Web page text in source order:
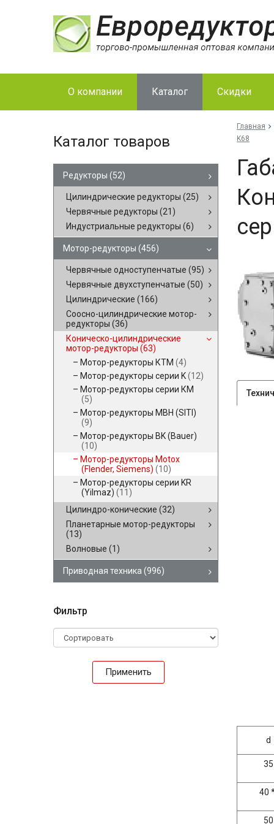
О компании Каталог Скидки
Каталог товаров
Редукторы (52)
Цилиндрические редукторы (25)
Червячные редукторы (21)
Индустриальные редукторы (6)
Мотор-редукторы (456)
Червячные одноступенчатые (95)
Червячные двухступенчатые (50)
Цилиндрические (166)
Соосно-цилиндрические мотор-
редукторы (36)
Коническо-цилиндрические
мотор-редукторы (63)
Мотор-редукторы КТМ (4)
Мотор-редукторы серии K(12)
Мотор-редукторы серии КМ
(5)
Мотор-редукторы MBH (SITI)
(9)
Мотор-редукторы BK (Bauer)
(10)
Мотор-редукторы Motox
(Flender, Siemens) (10)
Мотор-редукторы серии KR
(Yilmaz) (11)
Цилиндро-конические (32)
Планетарные мотор-редукторы
(13)
Волновые (1)
Приводная техника (996)
Фильтр
Применить
Главная
K68
d
35
40
50